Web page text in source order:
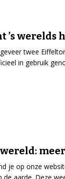
’s werelds
twee
in gebruik
je op onze